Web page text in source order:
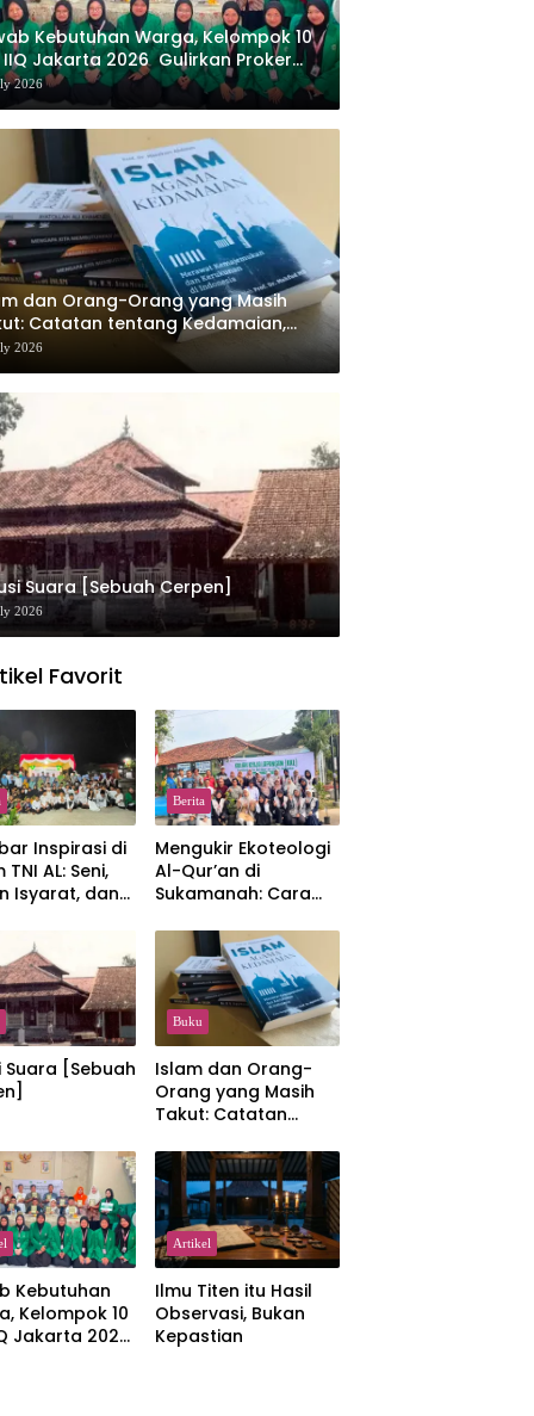
Kebutuhan Warga, Kelompok 10
IIQ Jakarta 2026 Gulirkan Proker
Al-Qur’an di Sukamanah
2026
dan Orang-Orang yang Masih
Catatan tentang Kedamaian,
dan Negara dalam
Masykuri Abdillah
2026
Suara [Sebuah Cerpen]
2026
Favorit
Inspirasi di
TNI AL: Seni,
Isyarat, dan
Berita
Mengukir Ekoteologi
Al-Qur’an di
Sukamanah: Cara
Jakarta Menjaga
Bumi Jonggol
Suara [Sebuah
Buku
Islam dan Orang-
Orang yang Masih
Takut: Catatan
Kemajemukan, dan
Negara dalam
Pemikiran Masykuri
Abdillah
Kebutuhan
Kelompok 10
Jakarta 2026
Artikel
Ilmu Titen itu Hasil
Observasi, Bukan
Kepastian